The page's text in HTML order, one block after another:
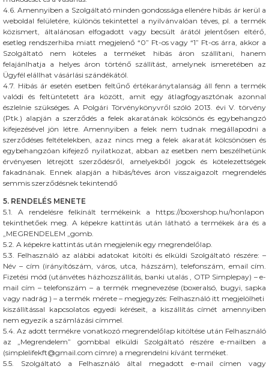
4.6. Amennyiben a Szolgáltató minden gondossága ellenére hibás ár kerül a
weboldal felületére, különös tekintettel a nyilvánvalóan téves, pl. a termék
közismert, általánosan elfogadott vagy becsült árától jelentősen eltérő,
esetleg rendszerhiba miatt megjelenő “0” Ft-os vagy “1” Ft-os árra, akkor a
Szolgáltató nem köteles a terméket hibás áron szállítani, hanem
felajánlhatja a helyes áron történő szállítást, amelynek ismeretében az
Ügyfél elállhat vásárlási szándékától.
4.7. Hibás ár esetén esetben feltűnő értékaránytalanság áll fenn a termék
valódi és feltüntetett ára között, amit egy átlagfogyasztónak azonnal
észlelnie szükséges. A Polgári Törvénykönyvről szóló 2013. évi V. törvény
(Ptk.) alapján a szerződés a felek akaratának kölcsönös és egybehangzó
kifejezésével jön létre. Amennyiben a felek nem tudnak megállapodni a
szerződéses feltételekben, azaz nincs meg a felek akaratát kölcsönösen és
egybehangzóan kifejező nyilatkozat, abban az esetben nem beszélhetünk
érvényesen létrejött szerződésről, amelyekből jogok és kötelezettségek
fakadnának. Ennek alapján a hibás/téves áron visszaigazolt megrendelés
semmis szerződésnek tekintendő
5. RENDELÉS MENETE
5.1. A rendelésre felkínált termékeink a https://boxershop.hu/honlapon
tekinthetőek meg. A képekre kattintás után látható a termékek ára és a
„MEGRENDELEM „gomb.
5.2. A képekre kattintás után megjelenik egy megrendelőlap.
5.3. Felhasználó az alábbi adatokat kitölti és elküldi Szolgáltató részére: –
Név – cím (irányítószám, város, utca, házszám), telefonszám, email cím.
Fizetési mód (utánvétes házhozszállitás, banki utalás , OTP Simplepay) – e-
mail cím – telefonszám – a termék megnevezése (boxeralsó, bugyi, sapka
vagy nadrág ) – a termék mérete – megjegyzés: Felhasználó itt megjelölheti
kiszállítással kapcsolatos egyedi kéréseit, a kiszállítás címét amennyiben
nem egyezik a számlázási címmel.
5.4. Az adott termékre vonatkozó megrendelőlap kitöltése után Felhasználó
az „Megrendelem” gombbal elküldi Szolgáltató részére e-mailben a
(simplelifekft@gmail.com címre) a megrendelni kívánt terméket.
5.5. Szolgáltató a Felhasználó által megadott e-mail címen vagy